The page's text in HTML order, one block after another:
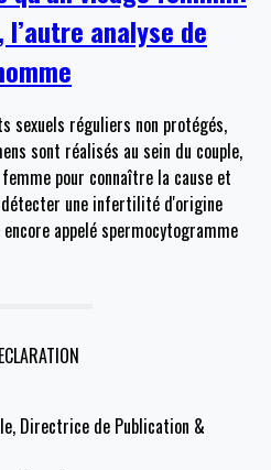
analyse de
sexuels réguliers non protégés,
sont réalisés au sein du couple,
pour connaître la cause et
une infertilité d'origine
appelé spermocytogramme
Directrice de Publication &